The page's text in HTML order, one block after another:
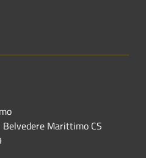
Marittimo CS